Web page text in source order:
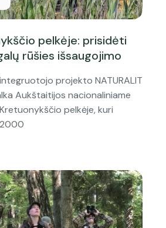
pelkėje: prisidėti
rūšies išsaugojimo
projekto NATURALIT
Aukštaitijos nacionaliniame
pelkėje, kuri